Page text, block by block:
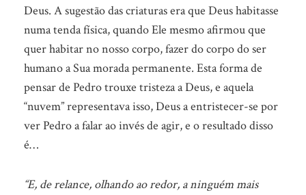
Deus. A sugestão das criaturas era que Deus habitasse
numa tenda física, quando Ele mesmo afirmou que
quer habitar no nosso corpo, fazer do corpo do ser
humano a Sua morada permanente. Esta forma de
pensar de Pedro trouxe tristeza a Deus, e aquela
“nuvem” representava isso, Deus a entristecer-se por
ver Pedro a falar ao invés de agir, e o resultado disso
é…
“E, de relance, olhando ao redor, a ninguém mais